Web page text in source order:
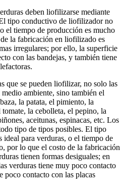
deben liofilizarse mediante
tipo conductivo de liofilizador no
el tiempo de producción es mucho
la fabricación en liofilizado es
irregulares; por ello, la superficie
con las bandejas, y también tiene
que se pueden liofilizar, no solo las
ambiente, sino también el
la patata, el pimiento, la
la cebolleta, el pepino, la
aceitunas, espinacas, etc. Los
tipo de tipos posibles. El tipo
para verduras, o el tiempo de
por lo que el costo de la fabricación
tienen formas desiguales; en
verduras tiene muy poco contacto
poco contacto con las placas